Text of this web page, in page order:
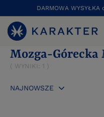
DARMOWA
STRONA GŁÓWNA
Mozga-Górecka
( WYNIKI: 1 )
NAJNOWSZE